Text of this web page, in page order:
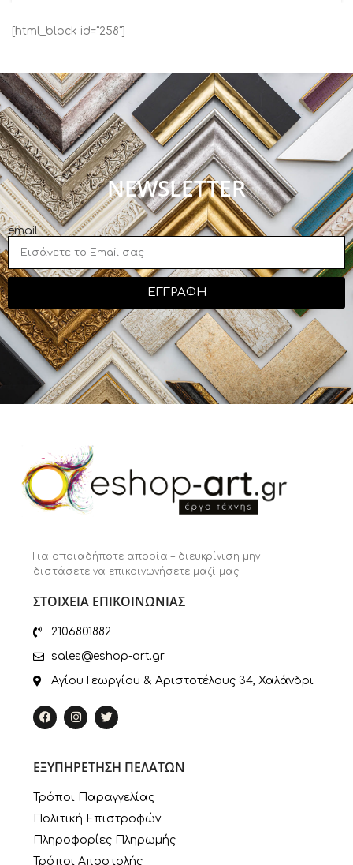
[html_block id="258"]
NEWSLETTER
email
ΕΓΓΡΑΦΗ
Για οποιαδήποτε απορία – διευκρίνιση μην
διστάσετε να επικοινωνήσετε μαζί μας
ΣΤΟΙΧΕΙΑ ΕΠΙΚΟΙΝΩΝΙΑΣ
2106801882
sales@eshop-art.gr
Αγίου Γεωργίου & Αριστοτέλους 34, Χαλάνδρι
ΕΞΥΠΗΡΕΤΗΣΗ ΠΕΛΑΤΩΝ
Τρόποι Παραγγελίας
Πολιτική Επιστροφών
Πληροφορίες Πληρωμής
Τρόποι Αποστολής